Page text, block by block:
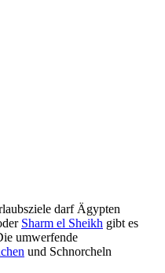
darf Ägypten
Sharm el Sheikh gibt es
umwerfende
und Schnorcheln